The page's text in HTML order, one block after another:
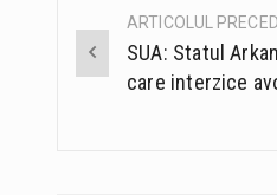
Post
navigation
ARTICOLUL
SUA: Statul
care interzice